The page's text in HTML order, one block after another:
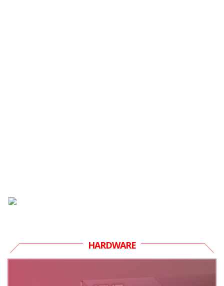
HARDWARE